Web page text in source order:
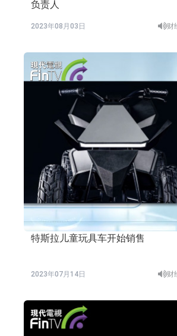
负责人
2023年08月03日 财
特斯拉儿童玩具车开始销售
2023年07月14日 财